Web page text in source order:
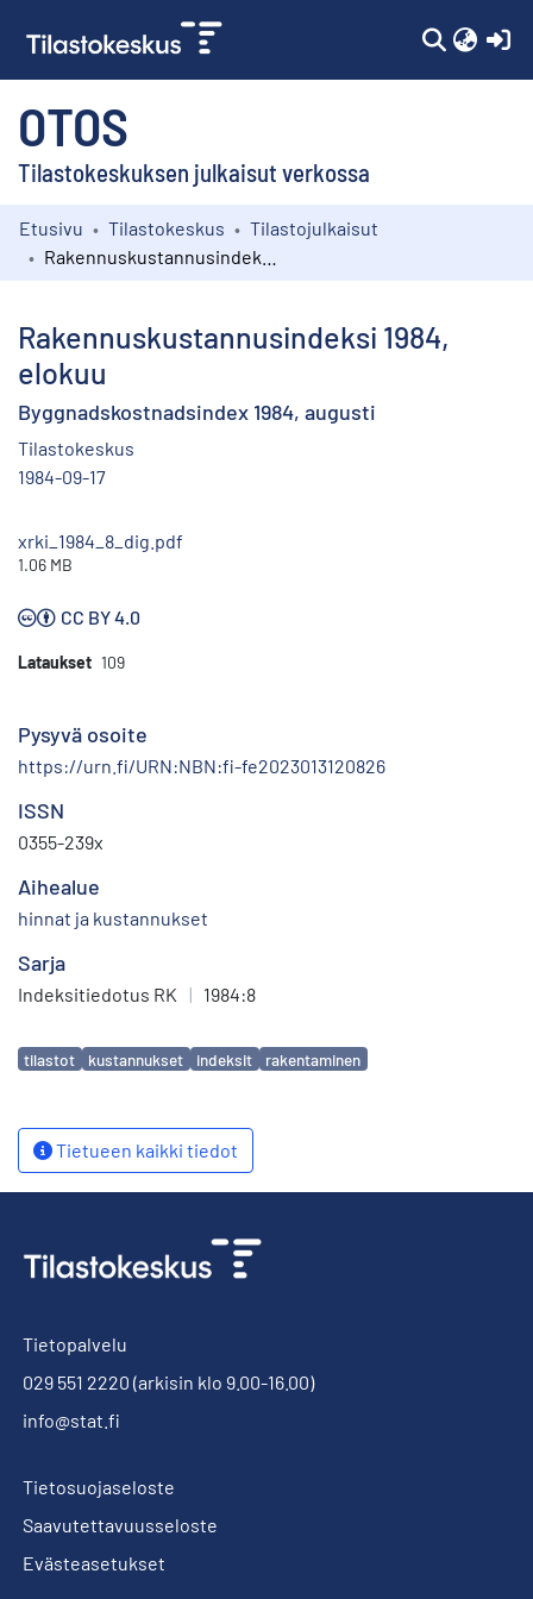
OTOS
Tilastokeskuksen julkaisut verkossa
Kokoelmat
Etusivu Tilastokeskus
Tilastojulkaisut
Rakennuskustannusindeksi 1984,
elokuu
Byggnadskostnadsindex 1984, augusti
Tilastokeskus
1984-09-17
xrki_1984_8_dig.pdf
1.06 MB
CC BY 4.0
Lataukset 109
Pysyvä osoite
https://urn.fi/URN:NBN:fi-fe2023013120826
ISSN
0355-239x
Aihealue
hinnat ja kustannukset
Sarja
Indeksitiedotus RK | 1984:8
Avainsanat
tilastot kustannukset indeksit rakentaminen
Tietueen kaikki tiedot
Tietopalvelu
029 551 2220 (arkisin klo 9.00-16.00)
info@stat.fi
Tietosuojaseloste
Saavutettavuusseloste
Evästeasetukset